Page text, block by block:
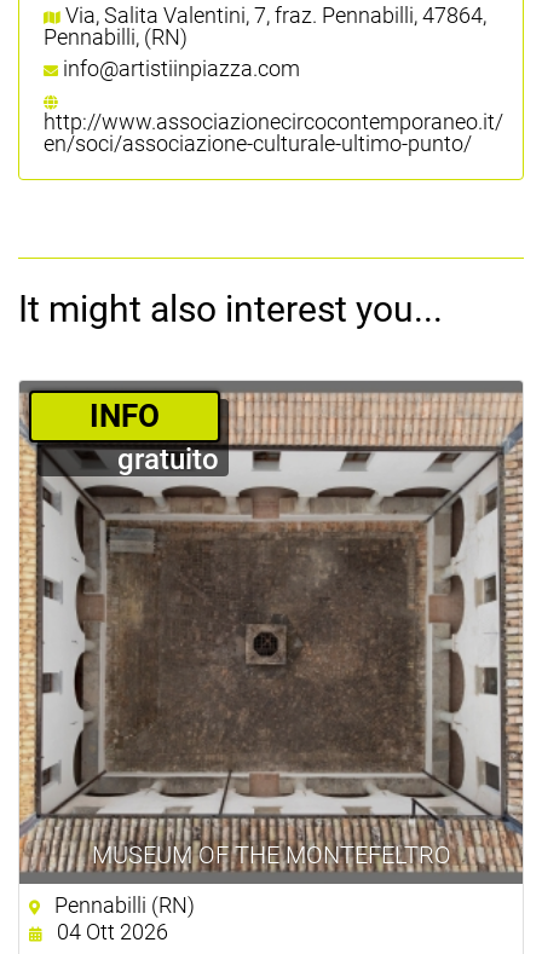
Via, Salita Valentini, 7, fraz. Pennabilli, 47864,
Pennabilli, (RN)
info@artistiinpiazza.com
http://www.associazionecircocontemporaneo.it/
en/soci/associazione-culturale-ultimo-punto/
It might also interest you...
MUSEUM OF THE MONTEFELTRO
­INFO
gratuito
Pennabilli (RN)
04 Ott 2026